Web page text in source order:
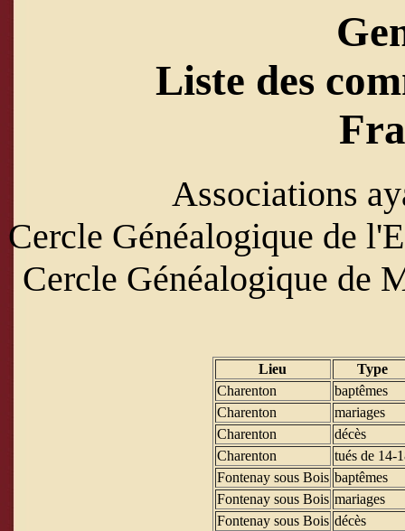
Liste des
Associations
Cercle Généalogique de
Cercle Généalogique de
Lieu
Type
Charenton
baptêmes
Charenton
mariages
Charenton
décès
Charenton
tués de 14-
Fontenay sous Bois baptêmes
Fontenay sous Bois mariages
Fontenay sous Bois décès